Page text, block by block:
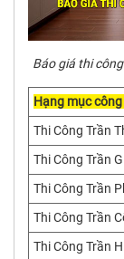
Báo giá thi
Hạng mục công
Thi Công Trần
Thi Công Trần
Thi Công Trần
Thi Công Trần
Thi Công Trần